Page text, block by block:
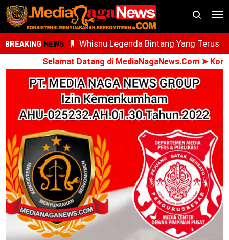
BREAKING NEWS
Whisnu Legenda Bintang Yang Terus
Cemerlang
AdNI, RSU Haji Medan, PCM Sunggal
SMEC Siap Gelar Bakti Sosial
Ari Al Kasfi Resmi Dikukuhkan Sebagai
Ketua DPC GPIE Kota Medan Periode
2026-2030
Oknum PPPK Terkait Dugaan
Kini Diperiksa Di Kanwil Kemenhaj
Sumut
Selamat Datang di MediaNagaNews.Com ➤